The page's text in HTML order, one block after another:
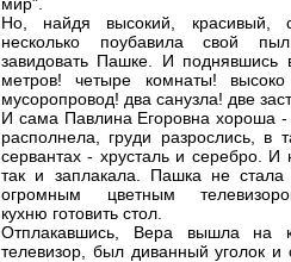
Но, найдя высокий, красивый,
несколько поубавила свой
завидовать Пашке. И поднявшись
метров! четыре комнаты!
мусоропровод! два санузла! две
И сама Павлина Егоровна хороша -
располнела, груди разрослись,
сервантах - хрусталь и серебро. И
так и заплакала. Пашка не
огромным цветным
кухню готовить стол.
Отплакавшись, Вера вышла на
телевизор, был диванный уголок и